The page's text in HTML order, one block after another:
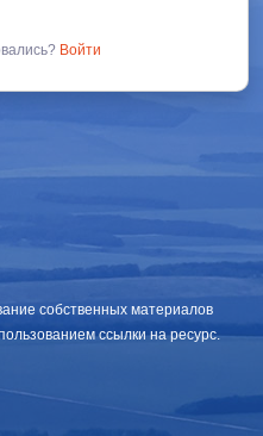
Войти
собственных материалов
ссылки на ресурс.